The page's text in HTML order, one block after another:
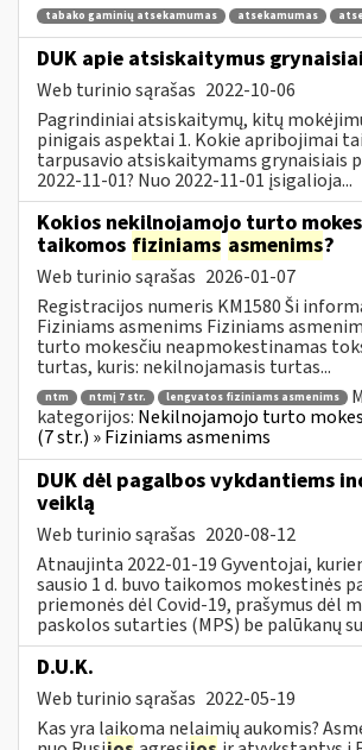
tabako gaminių atsekamumas atsekamumas
DUK apie atsiskaitymus
Web turinio sąrašas 2022-10-06
Pagrindiniai atsiskaitymų, kitų
pinigais aspektai 1. Kokie apribojimai
tarpusavio atsiskaitymams grynaisiais
2022-11-01? Nuo 2022-11-01 įsigalioja...
Kokios nekilnojamojo turto
taikomos fiziniams asmenims?
Web turinio sąrašas 2026-01-07
Registracijos numeris KM1580 Ši
Fiziniams asmenims Fiziniams
turto mokesčiu neapmokestinamas
turtas, kuris: nekilnojamasis turtas...
ntm ntmį 7 str. lengvatos fiziniams asmenims
kategorijos: Nekilnojamojo turto
(7 str.) » Fiziniams asmenims
DUK dėl pagalbos vykdantiems
veiklą
Web turinio sąrašas 2020-08-12
Atnaujinta 2022-01-19 Gyventojai,
sausio 1 d. buvo taikomos mokestinės
priemonės dėl Covid-19, prašymus dėl
paskolos sutarties (MPS) be palūkanų
D.U.K.
Web turinio sąrašas 2022-05-19
Kas yra laikoma nelaimių aukomis?